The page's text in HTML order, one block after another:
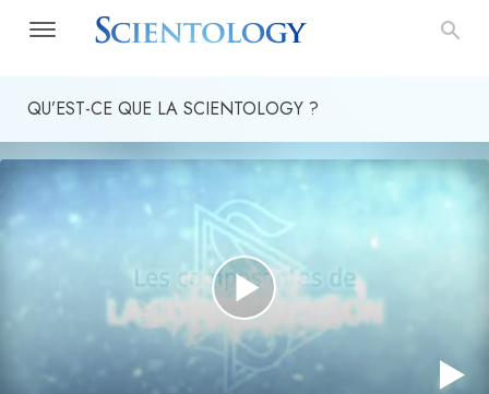
QU’EST-CE QUE LA SCIENTOLOGY ?